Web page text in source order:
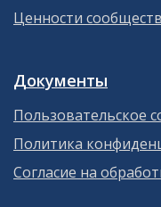
Ценности
Документы
Пользовательское
Политика
Согласие на